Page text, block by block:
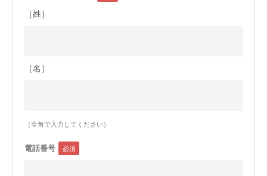
ヘルプ
大量購入・法人向けの購入の方は
［姓］
［名］
（全角で入力してください）
電話番号